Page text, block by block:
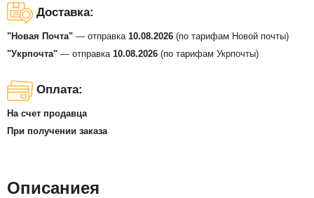
Доставка:
"Новая Почта" — отправка 10.08.2026 (по тарифам Новой почты)
"Укрпочта" — отправка 10.08.2026 (по тарифам Укрпочты)
Оплата:
На счет продавца
При получении заказа
Описаниея